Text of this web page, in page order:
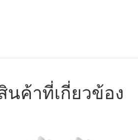
นค้าที่เกี่ยวข้อง